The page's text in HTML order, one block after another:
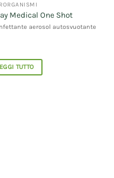
Medical One Shot
aerosol autosvuotante
TUTTO